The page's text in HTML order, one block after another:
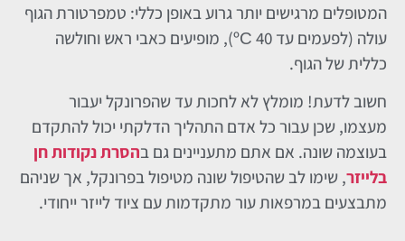
המטופלים מרגישים יותר גרוע באופן כללי: טמפרטורת הגוף
עולה (לפעמים עד 40 ºС), מופיעים כאבי ראש וחולשה
כללית של הגוף.
חשוב לדעת! מומלץ לא לחכות עד שהפרונקל יעבור
מעצמו, שכן עבור כל אדם התהליך הדלקתי יכול להתקדם
בעוצמה שונה. אם אתם מתעניינים גם בהסרת נקודות חן
בלייזר, שימו לב שהטיפול שונה מטיפול בפרונקל, אך שניהם
מתבצעים במרפאות עור מתקדמות עם ציוד לייזר ייחודי.